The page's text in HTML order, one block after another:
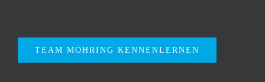
TEAM MÖHRING KENNENLERNEN